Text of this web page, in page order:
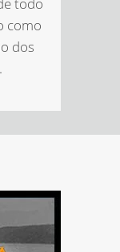
todo
como
dos